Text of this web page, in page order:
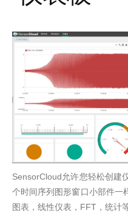
SensorCloud 允许您轻松创建
个时间序列图形窗口小部件一
图表，线性仪表， FFT ，统计